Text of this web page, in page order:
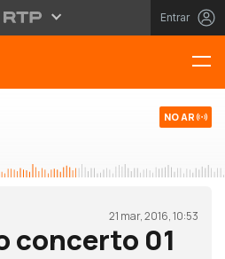
Entrar
NO AR
21 mar, 2016, 10:53
concerto 01